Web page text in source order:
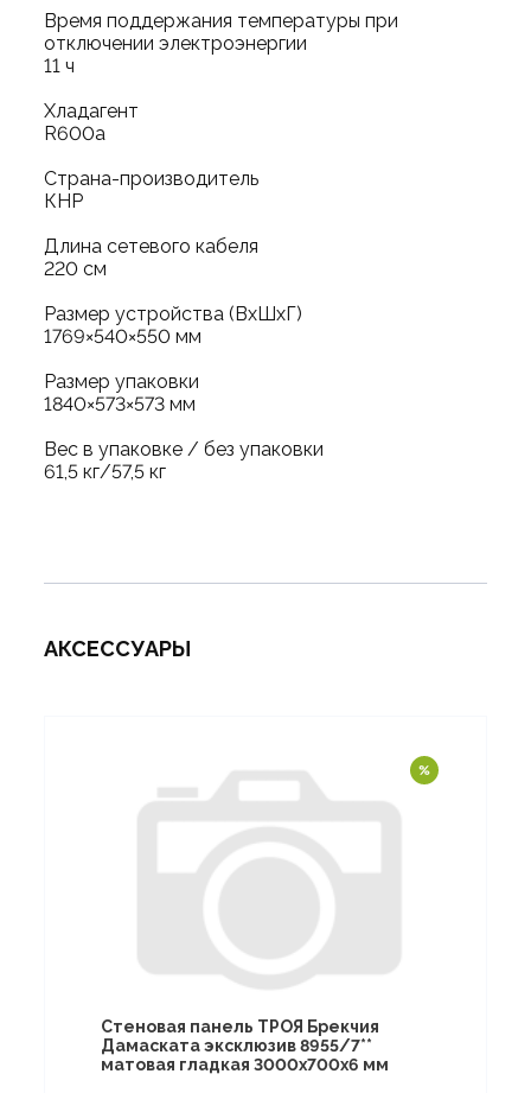
Время поддержания температуры при
отключении электроэнергии
11 ч
Хладагент
R600a
Страна-производитель
КНР
Длина сетевого кабеля
220 см
Размер устройства (ВхШхГ)
1769×540×550 мм
Размер упаковки
1840×573×573 мм
Вес в упаковке / без упаковки
61,5 кг/57,5 кг
АКСЕССУАРЫ
Стеновая панель ТРОЯ Брекчия
Дамаската эксклюзив 8955/7**
матовая гладкая 3000х700х6 мм